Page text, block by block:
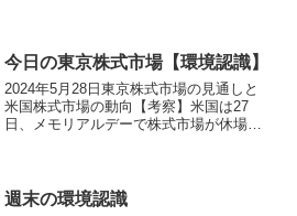
今日の東京株式市場【環境認識】
2024年5月28日東京株式市場の見通しと
米国株式市場の動向【考察】米国は27
日、メモリアルデーで株式市場が休場で
価指数が堅調だっ...
週末の環境認識